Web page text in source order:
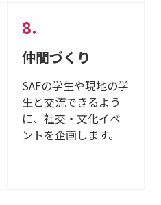
仲間づくり
SAFの学生や現地の学
生と交流できるよう
に、社交・文化イベ
ントを企画します。